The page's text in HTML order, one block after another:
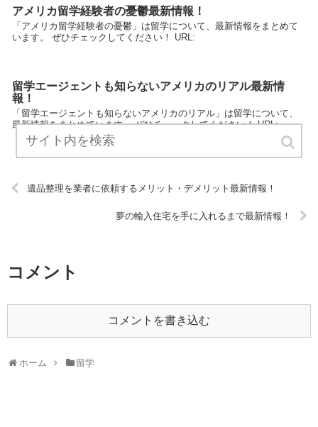
アメリカ留学経験者の憂鬱最新情報！
「アメリカ留学経験者の憂鬱」は留学について、最新情報をまとめて
います。 ぜひチェックしてください！ URL:
留学エージェントも知らないアメリカのリアル最新情
報！
「留学エージェントも知らないアメリカのリアル」は留学について、
最新情報をまとめています。 ぜひチェックしてください！ URL:
遺品整理を業者に依頼するメリット・デメリット最新情報！
夢の輸入住宅を手に入れるまで最新情報！
コメント
コメントを書き込む
ホーム 留学